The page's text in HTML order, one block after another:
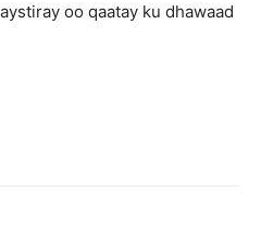
oo qaatay ku dhawaad